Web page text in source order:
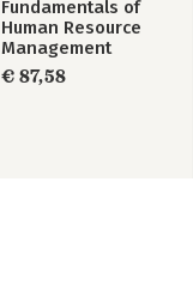
Fundamentals of
Human Resource
Management
€ 87,58